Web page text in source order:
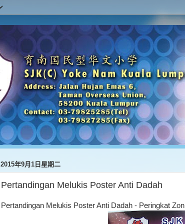
2015年9月1日星期二
Pertandingan Melukis Poster Anti Dadah
Pertandingan Melukis Poster Anti Dadah - Peringkat Zon